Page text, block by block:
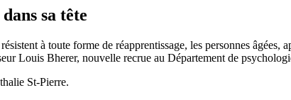
sa tête
à toute forme de réapprentissage, les personnes âgées,
Louis Bherer, nouvelle recrue au Département de
St-Pierre.